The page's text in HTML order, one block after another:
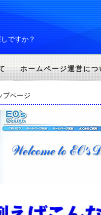
ですか？
ホームページ運営につ
プページ